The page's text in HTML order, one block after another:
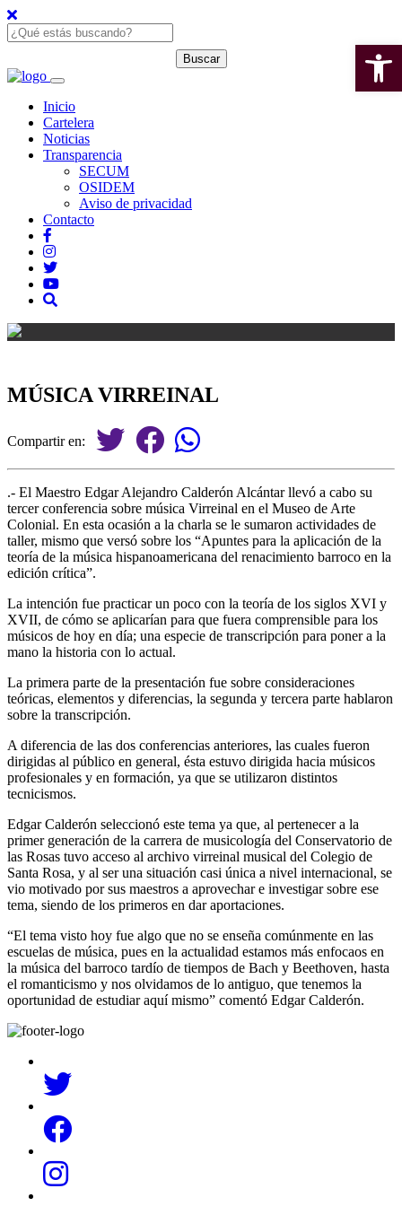
Inicio
Cartelera
Noticias
Transparencia
SECUM
OSIDEM
Aviso de privacidad
Contacto
MÚSICA VIRREINAL
Compartir en:
.- El Maestro Edgar Alejandro Calderón Alcántar llevó a cabo su
tercer conferencia sobre música Virreinal en el Museo de Arte
Colonial. En esta ocasión a la charla se le sumaron actividades de
taller, mismo que versó sobre los “Apuntes para la aplicación de la
teoría de la música hispanoamericana del renacimiento barroco en la
edición crítica”.
La intención fue practicar un poco con la teoría de los siglos XVI y
XVII, de cómo se aplicarían para que fuera comprensible para los
músicos de hoy en día; una especie de transcripción para poner a la
mano la historia con lo actual.
La primera parte de la presentación fue sobre consideraciones
teóricas, elementos y diferencias, la segunda y tercera parte hablaron
sobre la transcripción.
A diferencia de las dos conferencias anteriores, las cuales fueron
dirigidas al público en general, ésta estuvo dirigida hacia músicos
profesionales y en formación, ya que se utilizaron distintos
tecnicismos.
Edgar Calderón seleccionó este tema ya que, al pertenecer a la
primer generación de la carrera de musicología del Conservatorio de
las Rosas tuvo acceso al archivo virreinal musical del Colegio de
Santa Rosa, y al ser una situación casi única a nivel internacional, se
vio motivado por sus maestros a aprovechar e investigar sobre ese
tema, siendo de los primeros en dar aportaciones.
“El tema visto hoy fue algo que no se enseña comúnmente en las
escuelas de música, pues en la actualidad estamos más enfocaos en
la música del barroco tardío de tiempos de Bach y Beethoven, hasta
el romanticismo y nos olvidamos de lo antiguo, que tenemos la
oportunidad de estudiar aquí mismo” comentó Edgar Calderón.